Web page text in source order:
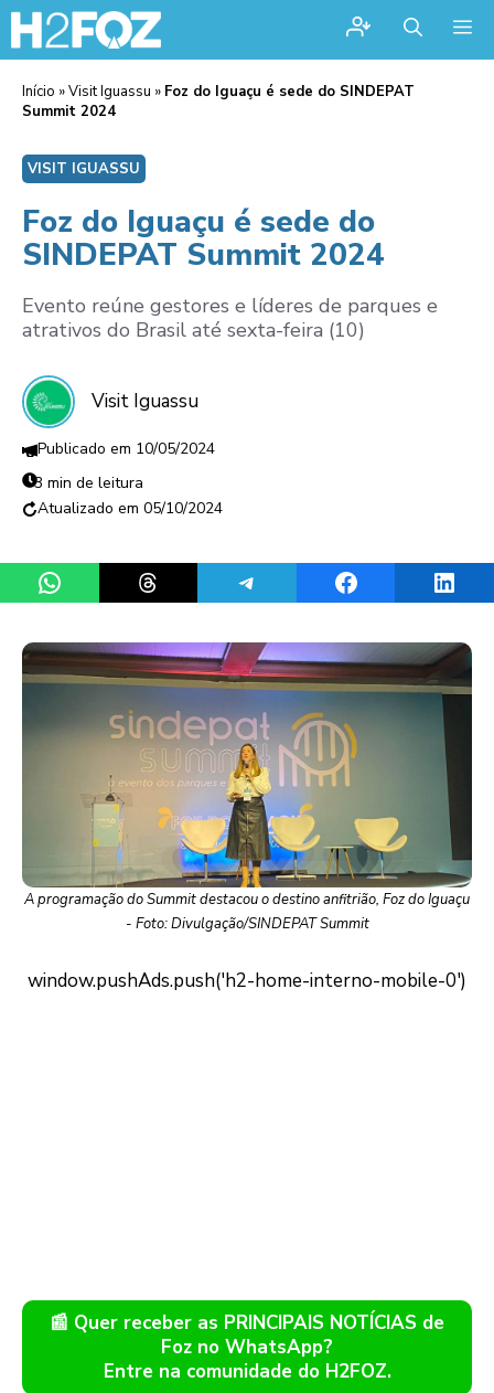
Início »Visit Iguassu » Foz do Iguaçu é sede do SINDEPAT
Summit 2024
VISIT IGUASSU
Foz do Iguaçu é sede do
SINDEPAT Summit 2024
Evento reúne gestores e líderes de parques e
atrativos do Brasil até sexta-feira (10)
Visit Iguassu
10/05/2024
3 min de leitura
05/10/2024
Share on WhatsAppShare on ThreadsShare on TelegramShare on Facebook
A programação do Summit destacou o destino anfitrião, Foz do Iguaçu
- Foto: Divulgação/SINDEPAT Summit
📰 Quer receber as PRINCIPAIS NOTÍCIAS de
Foz no WhatsApp?
Entre na comunidade do H2FOZ.